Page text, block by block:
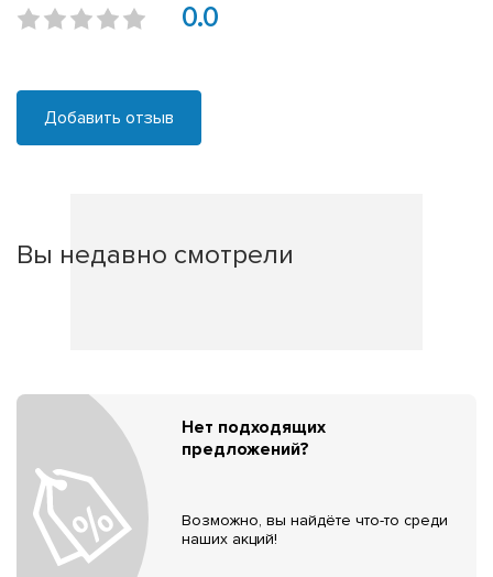
0.0
Добавить отзыв
Вы недавно смотрели
Нет подходящих
предложений?
Возможно, вы найдёте что-то среди
наших акций!